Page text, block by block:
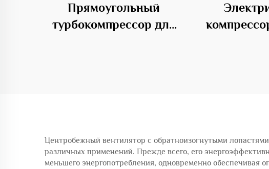
Прямоугольный
турбокомпрессор для
Центробежный вентилятор с обратноизогнутыми
различных применений. Прежде всего, его
меньшего энергопотребления, одновременно обеспечивая